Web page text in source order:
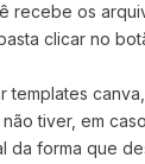
recebe os
clicar no
templates canva,
tiver, em
da forma que